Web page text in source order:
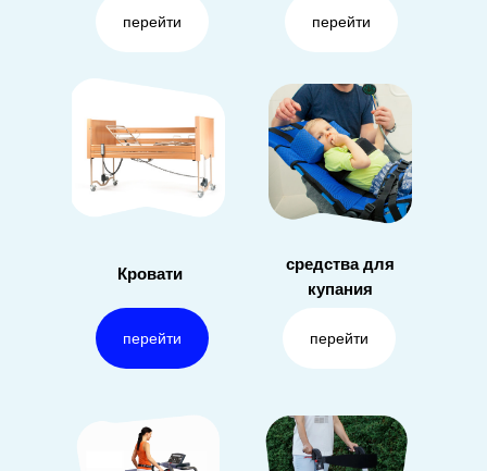
средства для
купания
перейти
Кровати
перейти
перейти перейти